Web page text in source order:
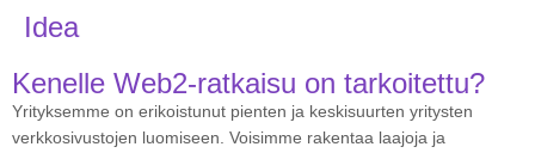
Idea
Kenelle Web2-ratkaisu on tarkoitettu?
Yrityksemme on erikoistunut pienten ja keskisuurten yritysten
verkkosivustojen luomiseen. Voisimme rakentaa laajoja ja